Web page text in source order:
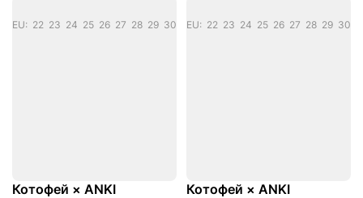
EU: 22 23 24 25 26 27 28 29 30
Котофей × ANKI
EU: 22 23 24 25 26 27 28 29 30
Котофей × ANKI